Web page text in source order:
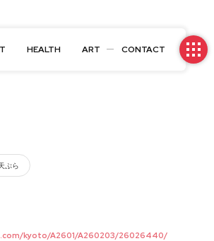
HEALTH ART CONTACT
ぷら
kyoto/A2601/A260203/26026440/